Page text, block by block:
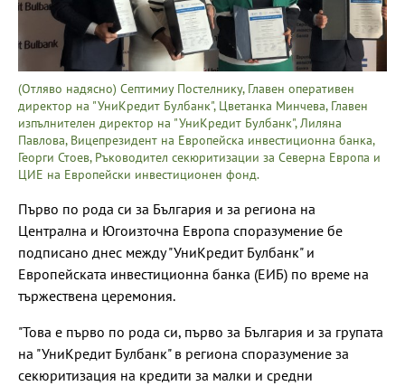
(Отляво надясно) Септимиу Постелнику, Главен оперативен
директор на "УниКредит Булбанк", Цветанка Минчева, Главен
изпълнителен директор на "УниКредит Булбанк", Лиляна
Павлова, Вицепрезидент на Европейска инвестиционна банка,
Георги Стоев, Ръководител секюритизации за Северна Европа и
ЦИЕ на Европейски инвестиционен фонд.
Първо по рода си за България и за региона на
Централна и Югоизточна Европа споразумение бе
подписано днес между "УниКредит Булбанк" и
Европейската инвестиционна банка (ЕИБ) по време на
тържествена церемония.
"Това е първо по рода си, първо за България и за групата
на "УниКредит Булбанк" в региона споразумение за
секюритизация на кредити за малки и средни